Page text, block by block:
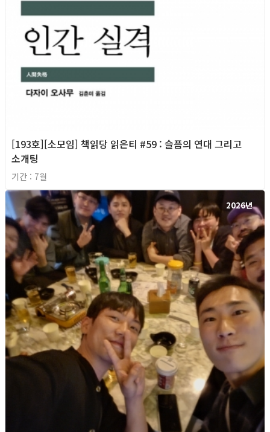
[193호][소모임] 책읽당 읽은티 #59 : 슬픔의 연대 그리고
소개팅
기간 : 7월
2026년